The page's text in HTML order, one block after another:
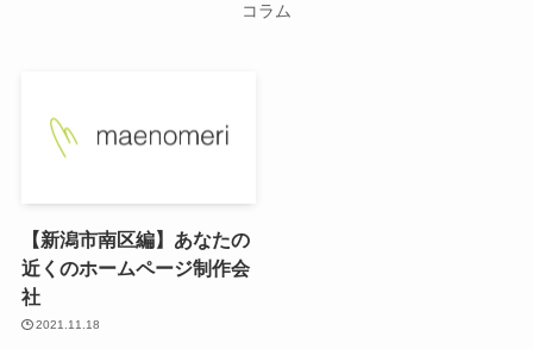
コラム
【新潟市南区編】あなたの
近くのホームページ制作会
社
2021.11.18